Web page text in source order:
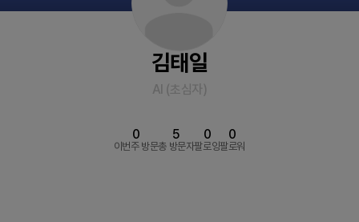
김태일
AI (초심자 )
이번주 방문
0
총 방문자
5
팔로잉
0
팔로워
0